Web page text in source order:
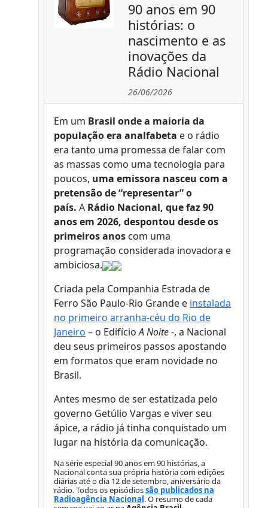
90 anos em 90
histórias: o
nascimento e as
inovações da
Rádio Nacional
26/06/2026
Em um Brasil onde a maioria da
população era analfabeta e o rádio
era tanto uma promessa de falar com
as massas como uma tecnologia para
poucos, uma emissora nasceu com a
pretensão de “representar” o
país. A Rádio Nacional, que faz 90
anos em 2026, despontou desde os
primeiros anos com uma
programação considerada inovadora e
ambiciosa.
Criada pela Companhia Estrada de
Ferro São Paulo-Rio Grande e instalada
no primeiro arranha-céu do Rio de
Janeiro – o EdifícioA Noite-, a Nacional
deu seus primeiros passos apostando
em formatos que eram novidade no
Brasil.
Antes mesmo de ser estatizada pelo
governo Getúlio Vargas e viver seu
ápice, a rádio já tinha conquistado um
lugar na história da comunicação.
Na série especial 90 anos em 90 histórias, a
Nacional conta sua própria história com edições
diárias até o dia 12 de setembro, aniversário da
rádio. Todos os episódiossão publicados na
Radioagência Nacional. O resumo de cada